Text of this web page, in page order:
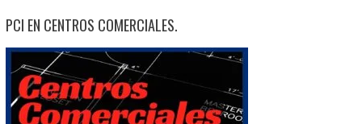
PCI EN CENTROS COMERCIALES.